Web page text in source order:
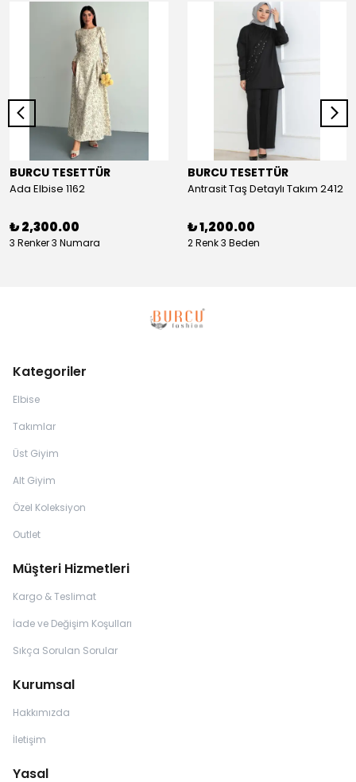
BURCU TESETTÜR
Ada Elbise 1162
₺ 2,300.00
3 Renker 3 Numara
BURCU TESETTÜR
Antrasit Taş Detaylı Takım 2412
₺ 1,200.00
2 Renk 3 Beden
Kategoriler
Elbise
Takımlar
Üst Giyim
Alt Giyim
Özel Koleksiyon
Outlet
Müşteri Hizmetleri
Kargo & Teslimat
İade ve Değişim Koşulları
Sıkça Sorulan Sorular
Kurumsal
Hakkımızda
İletişim
Yasal